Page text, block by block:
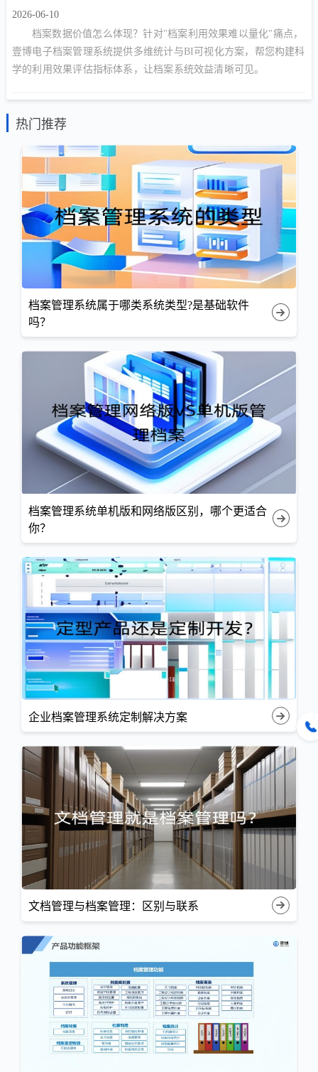
2026-06-10
档案数据价值怎么体现？针对"档案利用效果难以量化"痛点，
壹博电子档案管理系统提供多维统计与BI可视化方案，帮您构建科
学的利用效果评估指标体系，让档案系统效益清晰可见。
热门推荐
档案管理系统属于哪类系统类型?是基础软件
吗？
档案管理系统单机版和网络版区别，哪个更适合
你？
企业档案管理系统定制解决方案
文档管理与档案管理：区别与联系